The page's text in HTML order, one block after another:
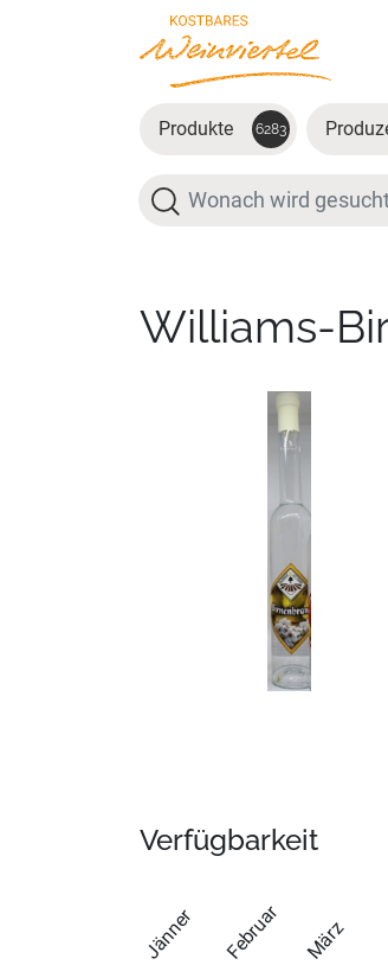
Zum Hauptinhalt springen
Produkte 6283
Suche
Williams-
Verfügbarkeit
Jänner Februar März